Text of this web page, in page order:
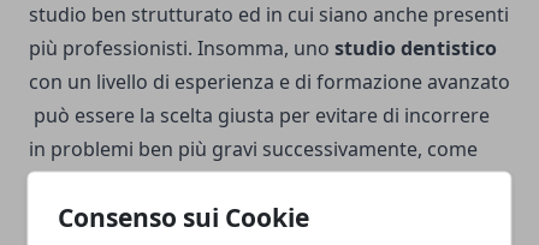
Consenso sui Cookie
studio ben strutturato ed in cui siano anche presenti
più professionisti. Insomma, uno studio dentistico
con un livello di esperienza e di formazione avanzato
può essere la scelta giusta per evitare di incorrere
in problemi ben più gravi successivamente, come
una carie curata male che può dare vita a malattie e
patologie difficili da curare e ben più dolorose.